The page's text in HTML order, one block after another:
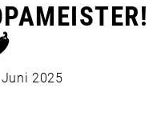
2025